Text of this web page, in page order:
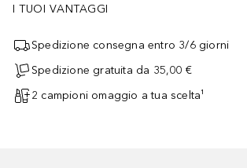
I TUOI VANTAGGI
Spedizione consegna entro 3/6 giorni
Spedizione gratuita da 35,00 €
2 campioni omaggio a tua scelta¹